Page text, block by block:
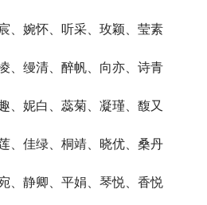
、婉怀、听采、玫颖、莹素
、缦清、醉帆、向亦、诗青
、妮白、蕊菊、凝瑾、馥又
、佳绿、桐靖、晓优、桑丹
、静卿、平娟、琴悦、香悦